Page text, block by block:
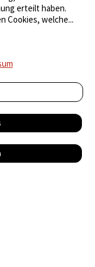
erteilt haben.
Cookies, welche...